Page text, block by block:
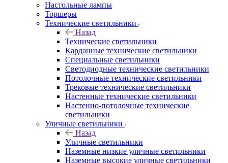
Настольные лампы
Торшеры
Технические светильники
Назад
Технические светильники
Карданные технические светильники
Специальные светильники
Светодиодные технические светильники
Потолочные технические светильники
Трековые технические светильники
Настенные технические светильники
Настенно-потолочные технические
светильники
Уличные светильники
Назад
Уличные светильники
Наземные низкие уличные светильники
Наземные высокие уличные светильники